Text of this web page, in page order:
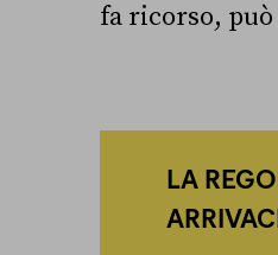
fa ricorso, può
LA